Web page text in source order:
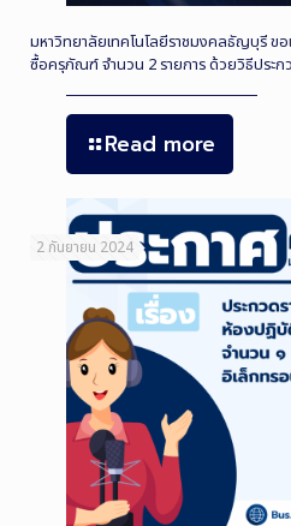
มหาวิทยาลัยเทคโนโลยีราชมงคลธัญบุรี ขอ
ซื้อครุภัณฑ์ จำนวน 2 รายการ ด้วยวิธีประ
Read more
2 กันยายน 2024